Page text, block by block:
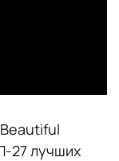
27 лучших